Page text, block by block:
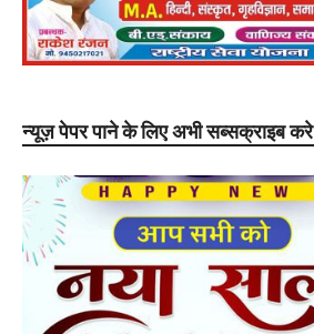
न्यूज़ पेपर पाने के लिए अभी सब्सक्राइब करे